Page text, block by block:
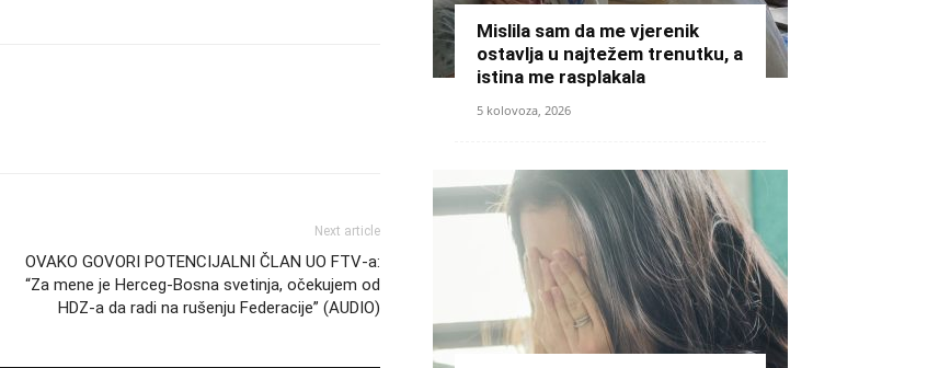
Next article
OVAKO GOVORI POTENCIJALNI ČLAN UO FTV-a:
“Za mene je Herceg-Bosna svetinja, očekujem od
HDZ-a da radi na rušenju Federacije” (AUDIO)
Mislila sam da me vjerenik
ostavlja u najtežem trenutku, a
istina me rasplakala
5 kolovoza, 2026